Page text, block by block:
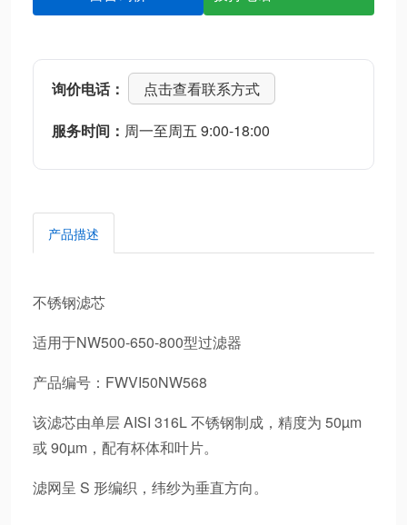
询价电话：
点击查看联系方式
服务时间： 周一至周五 9:00-18:00
产品描述
不锈钢滤芯
适用于NW500-650-800型过滤器
产品编号：FWVI50NW568
该滤芯由单层 AISI 316L 不锈钢制成，精度为 50µm
或 90µm，配有杯体和叶片。
滤网呈 S 形编织，纬纱为垂直方向。